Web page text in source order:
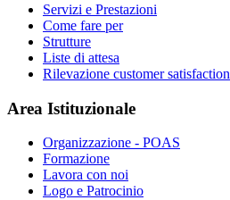
Servizi e Prestazioni
Come fare per
Strutture
Liste di attesa
Rilevazione customer satisfaction
Area Istituzionale
Organizzazione - POAS
Formazione
Lavora con noi
Logo e Patrocinio